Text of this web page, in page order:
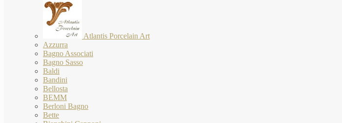
Atlantis Porcelain Art
Azzurra
Bagno Associati
Bagno Sasso
Baldi
Bandini
Bellosta
BEMM
Berloni Bagno
Bette